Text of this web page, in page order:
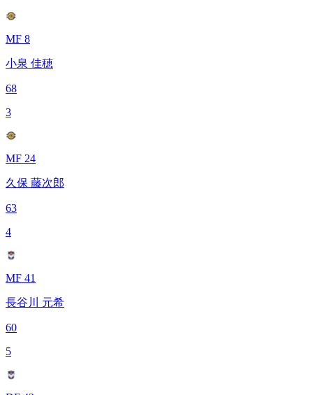
MF 8
小泉 佳穂
68
3
MF 24
久保 藤次郎
63
4
MF 41
長谷川 元希
60
5